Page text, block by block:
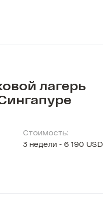
лагерь
Стоимость:
3 недели - 6 190 USD